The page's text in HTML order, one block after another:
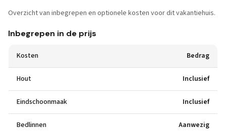
Overzicht van inbegrepen en optionele kosten voor dit vakantiehuis.
Inbegrepen in de prijs
Kosten Bedrag
Hout Inclusief
Eindschoonmaak Inclusief
Bedlinnen Aanwezig